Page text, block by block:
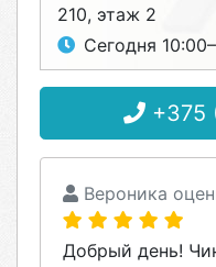
210, этаж 2
Сегодня
+375
Вероника
Добрый день!